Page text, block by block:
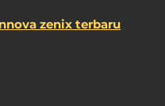
zenix terbaru